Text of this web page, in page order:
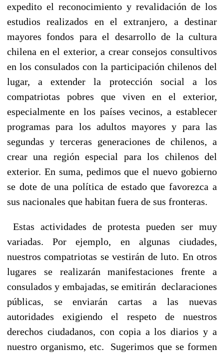
expedito el reconocimiento y revalidación de los
estudios realizados en el extranjero, a destinar
mayores fondos para el desarrollo de la cultura
chilena en el exterior, a crear consejos consultivos
en los consulados con la participación chilenos del
lugar, a extender la protección social a los
compatriotas pobres que viven en el exterior,
especialmente en los países vecinos, a establecer
programas para los adultos mayores y para las
segundas y terceras generaciones de chilenos, a
crear una región especial para los chilenos del
exterior. En suma, pedimos que el nuevo gobierno
se dote de una política de estado que favorezca a
sus nacionales que habitan fuera de sus fronteras.
Estas actividades de protesta pueden ser muy
variadas. Por ejemplo, en algunas ciudades,
nuestros compatriotas se vestirán de luto. En otros
lugares se realizarán manifestaciones frente a
consulados y embajadas, se emitirán declaraciones
públicas, se enviarán cartas a las nuevas
autoridades exigiendo el respeto de nuestros
derechos ciudadanos, con copia a los diarios y a
nuestro organismo, etc. Sugerimos que se formen